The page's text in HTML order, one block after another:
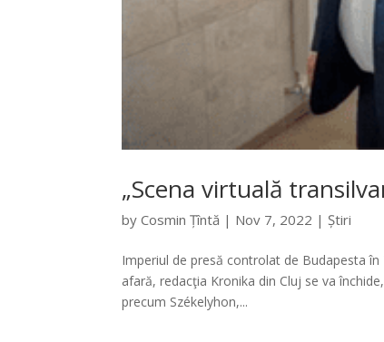
„Scena virtuală
byCosmin Țîntă | Nov 7, 2022 |Știri
Imperiul de presă controlat de Budapesta
afară, redacţia Kronika din Cluj se va
precum Székelyhon,...